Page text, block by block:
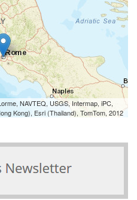
NAVTEQ, USGS, Intermap, iPC,
Kong), Esri (Thailand), TomTom, 2012